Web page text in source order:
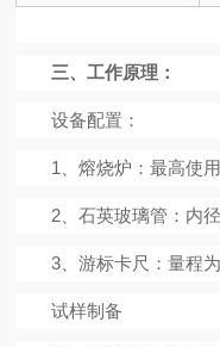
三、工作原理：
设备配置：
1 、熔烧炉：最高使
2 、石英玻璃管：内
3 、游标卡尺：量程
试样制备